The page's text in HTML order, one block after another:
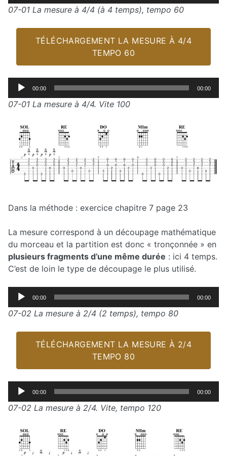
07-01 La mesure à 4/4 (à 4 temps), tempo 60
TÉLÉCHARGEMENT LA MESURE À 4/4
TEMPO 60
Lecteur00:00 00:00
07-01 La mesure à 4/4. Vite 100
Dans la méthode : exercice chapitre 7 page 23
La mesure correspond à un découpage mathématique
du morceau et la partition est donc « tronçonnée » en
plusieurs fragments d’une même durée : ici 4 temps.
C’est de loin le type de découpage le plus utilisé.
Lecteur00:00 00:00
07-02 La mesure à 2/4 (2 temps), tempo 80
TÉLÉCHARGEMENT LA MESURE À 2/4
TEMPO 80
Lecteur00:00 00:00
07-02 La mesure à 2/4. Vite, tempo 120